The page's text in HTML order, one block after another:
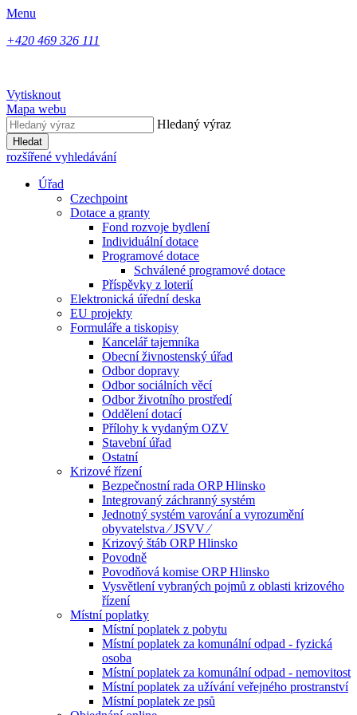
Menu
+420 469 326 111
Vytisknout
Mapa webu
Hledaný výraz
Hledat
rozšířené vyhledávání
Úřad
Czechpoint
Dotace a granty
Fond rozvoje bydlení
Individuální dotace
Programové dotace
Schválené programové dotace
Příspěvky z loterií
Elektronická úřední deska
EU projekty
Formuláře a tiskopisy
Kancelář tajemníka
Obecní živnostenský úřad
Odbor dopravy
Odbor sociálních věcí
Odbor životního prostředí
Oddělení dotací
Přílohy k vydaným OZV
Stavební úřad
Ostatní
Krizové řízení
Bezpečnostní rada ORP Hlinsko
Integrovaný záchranný systém
Jednotný systém varování a vyrozumění
obyvatelstva ⁄ JSVV ⁄
Krizový štáb ORP Hlinsko
Povodně
Povodňová komise ORP Hlinsko
Vysvětlení vybraných pojmů z oblasti krizového
řízení
Místní poplatky
Místní poplatek z pobytu
Místní poplatek za komunální odpad - fyzická
osoba
Místní poplatek za komunální odpad - nemovitost
Místní poplatek za užívání veřejného prostranství
Místní poplatek ze psů